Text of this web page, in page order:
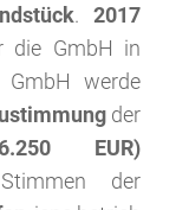
. 2017
die GmbH in
GmbH werde
der
EUR)
der